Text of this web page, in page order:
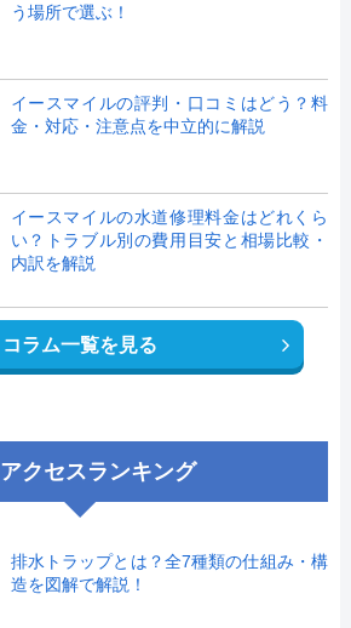
う場所で選ぶ！
イースマイルの評判・口コミはどう？料
金・対応・注意点を中立的に解説
イースマイルの水道修理料金はどれくら
い？トラブル別の費用目安と相場比較・
内訳を解説
コラム一覧を見る
アクセスランキング
排水トラップとは？全7種類の仕組み・構
造を図解で解説！